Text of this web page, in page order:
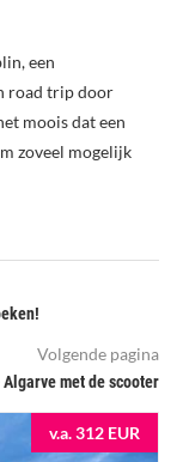
een
road trip door
moois dat een
zoveel mogelijk
Volgende pagina
met de scooter
v.a. 312 EUR